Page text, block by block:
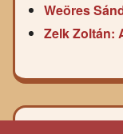
Weöres
Zelk Zoltán: